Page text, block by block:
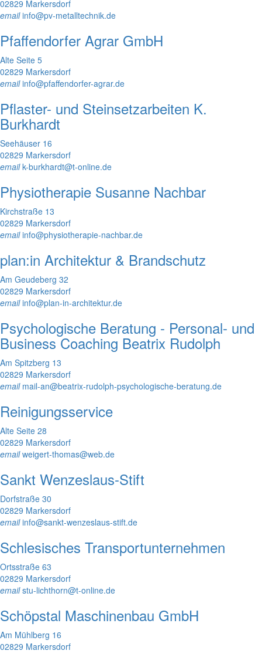
02829 Markersdorf
emailinfo@pv-metalltechnik.de
Pfaffendorfer Agrar GmbH
Alte Seite 5
02829 Markersdorf
emailinfo@pfaffendorfer-agrar.de
Pflaster- und Steinsetzarbeiten K.
Burkhardt
Seehäuser 16
02829 Markersdorf
emailk-burkhardt@t-online.de
Physiotherapie Susanne Nachbar
Kirchstraße 13
02829 Markersdorf
emailinfo@physiotherapie-nachbar.de
plan:in Architektur & Brandschutz
Am Geudeberg 32
02829 Markersdorf
emailinfo@plan-in-architektur.de
Psychologische Beratung - Personal- und
Business Coaching Beatrix Rudolph
Am Spitzberg 13
02829 Markersdorf
emailmail-an@beatrix-rudolph-psychologische-beratung.de
Reinigungsservice
Alte Seite 28
02829 Markersdorf
emailweigert-thomas@web.de
Sankt Wenzeslaus-Stift
Dorfstraße 30
02829 Markersdorf
emailinfo@sankt-wenzeslaus-stift.de
Schlesisches Transportunternehmen
Ortsstraße 63
02829 Markersdorf
emailstu-lichthorn@t-online.de
Schöpstal Maschinenbau GmbH
Am Mühlberg 16
02829 Markersdorf